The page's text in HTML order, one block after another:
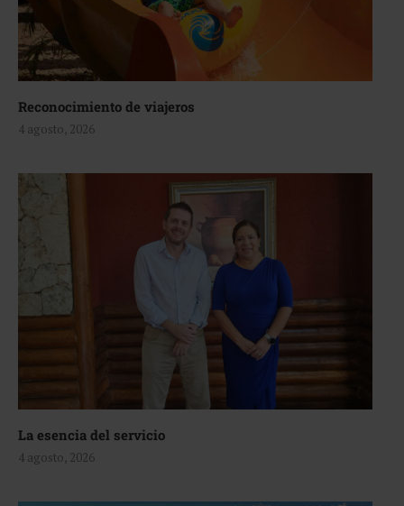
Reconocimiento de viajeros
4 agosto, 2026
La esencia del servicio
4 agosto, 2026